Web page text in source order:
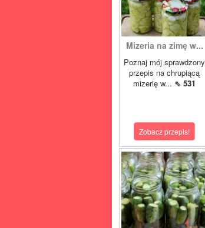
Mizeria na zimę w...
Poznaj mój sprawdzony
przepis na chrupiącą
mizerię w... ⇖ 531
Zobacz przepis!